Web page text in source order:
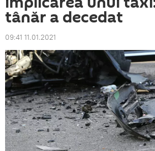
tânăr a decedat
09:41 11.01.2021